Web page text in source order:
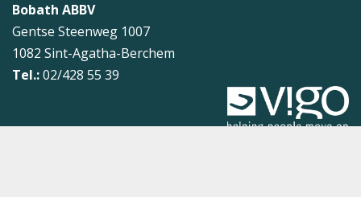
Bobath ABBV
Gentse Steenweg 1007
1082 Sint-Agatha-Berchem
Tel.:02/428 55 39